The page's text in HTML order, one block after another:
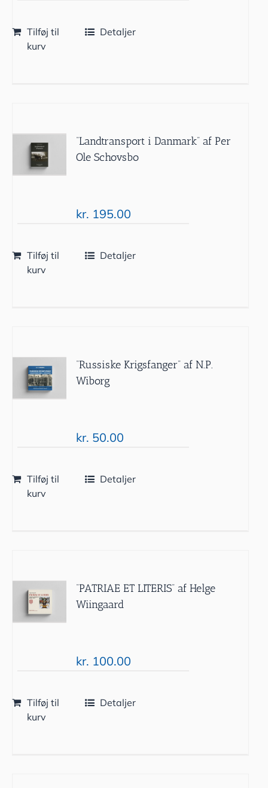
Tilføj til
kurv
Detaljer
“Landtransport i Danmark” af Per
Ole Schovsbo
kr. 195.00
Tilføj til
kurv
Detaljer
“Russiske Krigsfanger” af N.P.
Wiborg
kr. 50.00
Tilføj til
kurv
Detaljer
“PATRIAE ET LITERIS” af Helge
Wiingaard
kr. 100.00
Tilføj til
kurv
Detaljer